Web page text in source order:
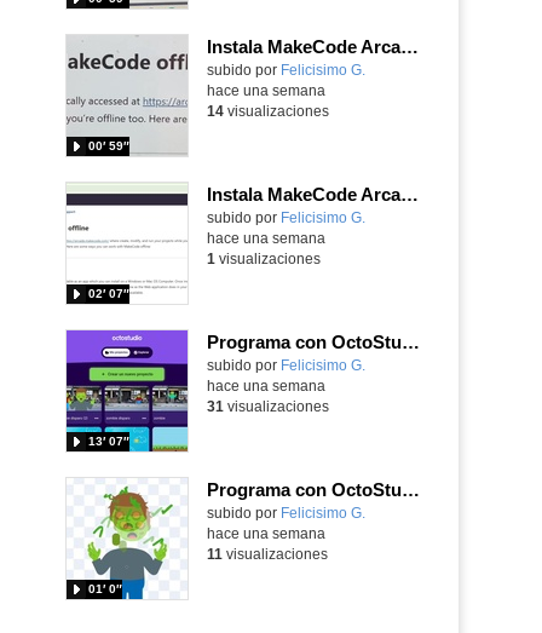
Instala MakeCode Arcade para trabajar offline en tu tablet, ordenador, Chromebook
Contenido educativo.
subido por Felicisimo G.
00′ 59″
hace una semana
14visualizaciones
Instala MakeCode Arcade offline para programar grandes juegos sin necesidad de Internet
Contenido educativo.
subido por Felicisimo G.
02′ 07″
hace una semana
1 visualizaciones
Programa con OctoStudio, un juego de disparos contra Zombies con un cargador basado en el House of the dead
Contenido educativo.
subido por Felicisimo G.
13′ 07″
hace una semana
31 visualizaciones
Programa con OctoStudio, un juego homenajeando al House of the dead con Zombies
Contenido educativo.
subido por Felicisimo G.
01′ 0″
hace una semana
11 visualizaciones